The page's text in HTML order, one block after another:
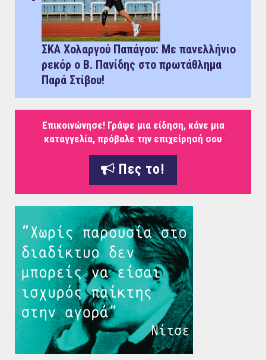
ΣΚΑ Χολαργού Παπάγου: Με πανελλήνιο
ρεκόρ ο Β. Πανίδης στο πρωτάθλημα
Παρά Στίβου!
Επικοινώνησε! Γράψε μια είδηση, κάνε μια
καταγγελία, πρόβαλε την επιχείρησή σου
Πες το!